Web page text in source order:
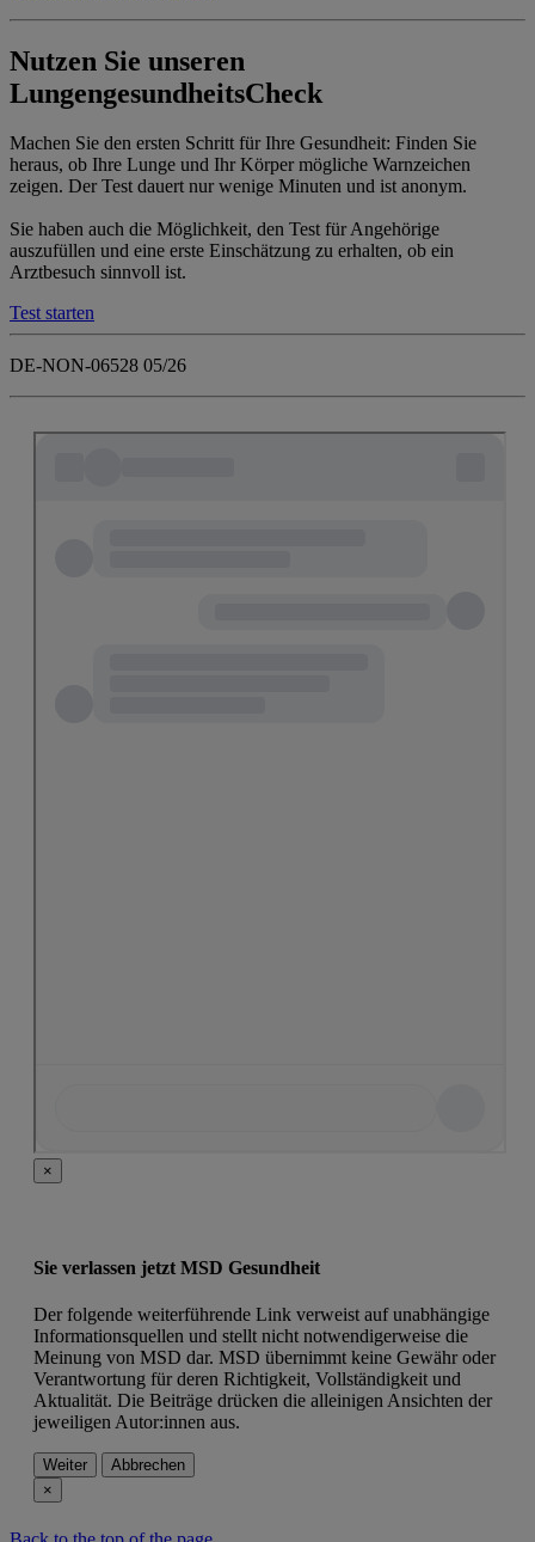
Nutzen Sie unseren
LungengesundheitsCheck
Machen Sie den ersten Schritt für Ihre Gesundheit: Finden Sie
heraus, ob Ihre Lunge und Ihr Körper mögliche Warnzeichen
zeigen. Der Test dauert nur wenige Minuten und ist anonym.
Sie haben auch die Möglichkeit, den Test für Angehörige
auszufüllen und eine erste Einschätzung zu erhalten, ob ein
Arztbesuch sinnvoll ist.
Test starten
DE-NON-06528 05/26
×
Sie verlassen jetzt MSD Gesundheit
Der folgende weiterführende Link verweist auf unabhängige
Informationsquellen und stellt nicht notwendigerweise die
Meinung von MSD dar. MSD übernimmt keine Gewähr oder
Verantwortung für deren Richtigkeit, Vollständigkeit und
Aktualität. Die Beiträge drücken die alleinigen Ansichten der
jeweiligen Autor:innen aus.
Weiter
Abbrechen
×